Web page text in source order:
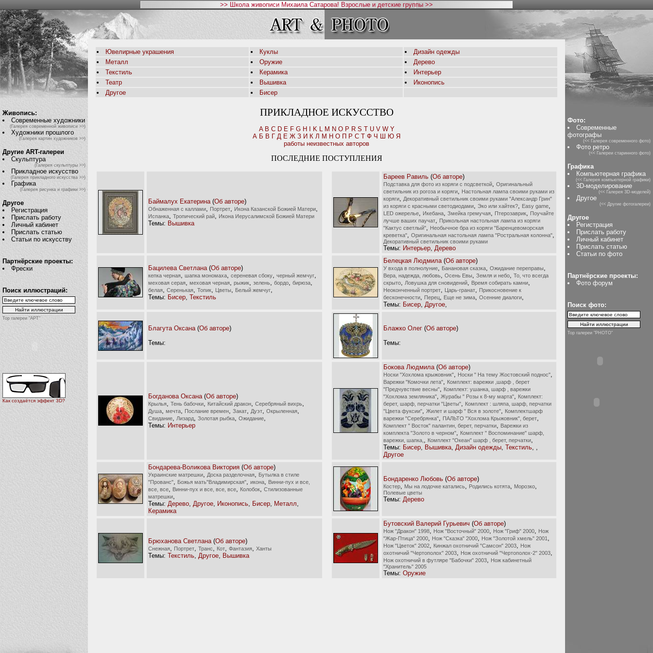
>> Школа живописи Михаила Сатарова! Взрослые и детские группы >>
Живопись:
Современные художники
(Галерея современной живописи >>)
Художники прошлого
(Галерея картин художников >>)
Другие ART-галереи
Скульптура
(Галерея скульптуры >>)
Прикладное искусство
(Галерея прикладного искусства >>)
Графика
(Галерея рисунка и графики >>)
Другое
Регистрация
Прислать работу
Личный кабинет
Прислать статью
Статьи по искусству
Партнёрские проекты:
Фрески
Поиск иллюстраций:
Top галереи "АРТ"
Как создаётся эффект 3D?
Ювелирные украшения Куклы
Дизайн одежды
Металл
Оружие
Дерево
Текстиль
Керамика
Интерьер
Театр
Вышивка
Иконопись
Другое
Бисер
ПРИКЛАДНОЕ ИСКУССТВО
A B C D E F G H K L M N O P R S T U V W Y
А Б В Г Д Е Ж З И К Л М Н О П Р С Т Ф Ч Ш Ю Я
работы неизвестных авторов
ПОСЛЕДНИЕ ПОСТУПЛЕНИЯ
Баймалух Екатерина (Об авторе)
Обнаженная с каллами Портрет Икона Казанской Божией Матери
Испанка Тропический рай Икона Иерусалимской Божией Матери
Темы: Вышивка
Бареев Равиль (Об авторе)
Подставка для фото из коряги с подсветкой
Оригинальный
светильник из рогоза и коряги
Настольная лампа своими руками из
коряги
Декоративный светильник своими руками "Александр Грин"
из коряги с красными светодиодами
Эко или хайтек? Easy game
LED ожерелье Икебана Змейка гремучая Птерозаврик
Поучайте
лучше ваших паучат
Прикольная настольная лампа из коряги
"Кактус светлый"
Необычное бра из коряги "Баренцевоморская
креветка"
Оригинальная настольная лампа "Ростральная колонна"
Декоративный светильник своими руками
Темы: Интерьер Дерево
Бацилева Светлана (Об авторе)
кепка черная шапка мономаха сереневая сбоку черный жемчуг
меховая серая меховая черная рыжик зелень бордо бирюза
белая Серенькая Топик Цветы Белый жемчуг
Темы: Бисер Текстиль
Белецкая Людмила (Об авторе)
У входа в полнолуние Банановая сказка Ожидание переправы
Вера, надежда, любовь Осень Евы Земля и небо
То, что всегда
скрыто
Ловушка для сновидений Время собирать камни
Неоконченный портрет Царь-гранат
Прикосновение к
бесконечности
Перец Еще не зима Осенние диалоги
Темы: Бисер Другое
Благута Оксана (Об авторе)
Темы:
Блажко Олег (Об авторе)
Темы:
Богданова Оксана (Об авторе)
Крылья Тень бабочки Китайский дракон Серебряный вихрь
Душа мечта Послание времен Закат Дуэт Окрыленная
Свидание Лизард Золотая рыбка Ожидание
Темы: Интерьер
Бокова Людмила (Об авторе)
Носки "Хохлома крыжовник" Носки " На тему Жостовский поднос"
Варежки "Комочки лета"
Комплект: варежки ,шарф , берет
"Предчувствие весны"
Комплект: ушанка, шарф , варежки
"Хохлома земляника"
Журабы " Розы к 8-му марта"
Комплект:
берет, шарф, перчатки "Цветы"
Комплект : шляпа, шарф, перчатки
"Цвета фуксии"
Жилет и шарф " Вся в золоте"
Комплектшарф
варежки "Серебрянка"
ПАЛЬТО "Хохлома Крыжовник", берет
Комплект " Восток" палантин, берет, перчатки
Варежки из
комплекта "Золото в черном"
Комплект " Воспоминание" шарф,
варежки, шапка,
Комплект "Океан" шарф , берет, перчатки
Темы: Бисер Вышивка Дизайн одежды Текстиль
Другое
Бондарева-Воликова Виктория (Об авторе)
Украинские матрешки Доска разделочная
Бутылка в стиле
"Прованс"
Божья мать"Владимирская" икона
Винни-пух и все,
все, все
Винни-пух и все, все, все Колобок
Стилизованные
матрешки
Темы: Дерево Другое Иконопись Бисер Металл
Керамика
Бондаренко Любовь (Об авторе)
Костер Мы на лодочке катались Родились котята Морозко
Полевые цветы
Темы: Дерево
Брюханова Светлана (Об авторе)
Снежная Портрет Транс Кот Фантазия Ханты
Темы: Текстиль Другое Вышивка
Бутовский Валерий Гурьевич (Об авторе)
Нож "Дракон" 1998 Нож "Восточный" 2000 Нож "Гриф" 2000
Нож
"Жар-Птица" 2000
Нож "Сказка" 2000 Нож "Золотой хмель" 2001
Нож "Цветок" 2002 Кинжал охотничий "Самсон" 2003
Нож
охотничий "Чертополох" 2003
Нож охотничий "Чертополох-2" 2003
Нож охотничий в футляре "Бабочки" 2003
Нож кабинетный
"Хранитель" 2005
Темы: Оружие
Фото:
Современные
фотографы
(<< Галерея современного фото)
Фото ретро
(<< Галереи старинного фото)
Графика
Компьютерная графика
(<< Галерея компьютерной графики)
3D-моделирование
(<< Галерея 3D-моделей)
Другое
(<< Другие фотогалереи)
Другое
Регистрация
Прислать работу
Личный кабинет
Прислать статью
Статьи по фото
Партнёрские проекты:
Фото форум
Поиск фото:
Top галереи "PHOTO"